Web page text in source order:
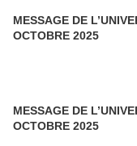
MESSAGE DE
OCTOBRE 2025
MESSAGE DE
OCTOBRE 2025